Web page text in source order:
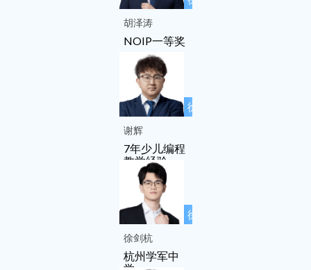
胡泽涛
NOIP一等奖
徐先友名师
谢辉
7年少儿编程
教学经验
徐先友名师
徐剑杭
杭州学军中